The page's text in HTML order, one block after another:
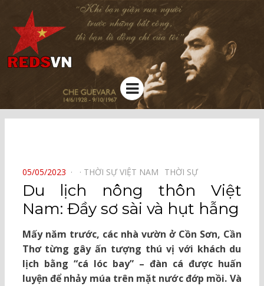
Kênh chia sẻ tri thức cộng đồng
Menu
POSTED
ON
05/05/2023 THỜI SỰ VIỆT NAM⠀ THỜI SỰ⠀
Du lịch nông thôn Việt
Nam: Đầy sơ sài và hụt hẫng
Mấy năm trước, các nhà vườn ở Cồn Sơn, Cần
Thơ từng gây ấn tượng thú vị với khách du
lịch bằng “cá lóc bay” – đàn cá được huấn
luyện để nhảy múa trên mặt nước đớp mồi. Và